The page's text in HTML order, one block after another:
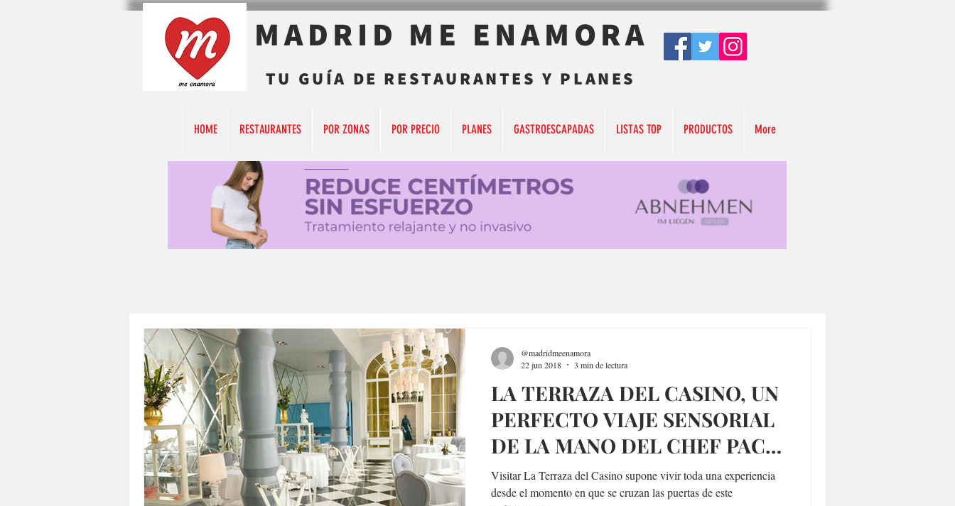
MADRID ME ENAMORA
TU GUÍA DE RESTAURANTES Y PLANES
HOME RESTAURANTES POR ZONAS POR PRECIO PLANES GASTROESCAPADAS LISTAS TOP PRODUCTOS More
LA TERRAZA DEL CASINO, UN
PERFECTO VIAJE SENSORIAL
DE LA MANO DEL CHEF PACO
RONCERO
Visitar La Terraza del Casino supone vivir toda una experiencia
desde el momento en que se cruzan las puertas de este
@madridmeenamora
22 jun 2018
3 min de lectura